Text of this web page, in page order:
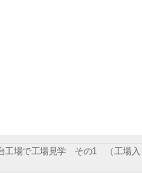
工場で工場見学 その1 （工場入